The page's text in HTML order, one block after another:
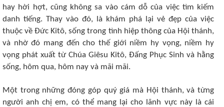
hay hời hợt, cũng không sa vào cám dỗ của việc tìm kiếm
danh tiếng. Thay vào đó, là khám phá lại vẻ đẹp của việc
thuộc về Đức Kitô, sống trong tình hiệp thông của Hội thánh,
và nhờ đó mang đến cho thế giới niềm hy vọng, niềm hy
vọng phát xuất từ Chúa Giêsu Kitô, Đấng Phục Sinh và hằng
sống, hôm qua, hôm nay và mãi mãi.
Một trong những đóng góp quý giá mà Hội thánh, và từng
người anh chị em, có thể mang lại cho lãnh vực này là cái